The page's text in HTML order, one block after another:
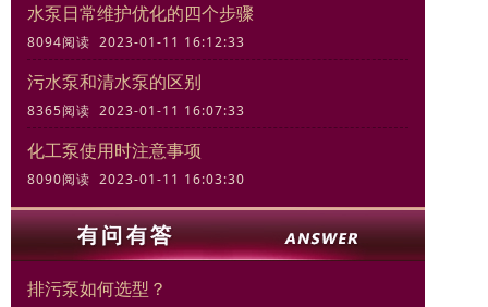
水泵日常维护优化的四个步骤
8094阅读 2023-01-11 16:12:33
污水泵和清水泵的区别
8365阅读 2023-01-11 16:07:33
化工泵使用时注意事项
8090阅读 2023-01-11 16:03:30
排污泵如何选型？